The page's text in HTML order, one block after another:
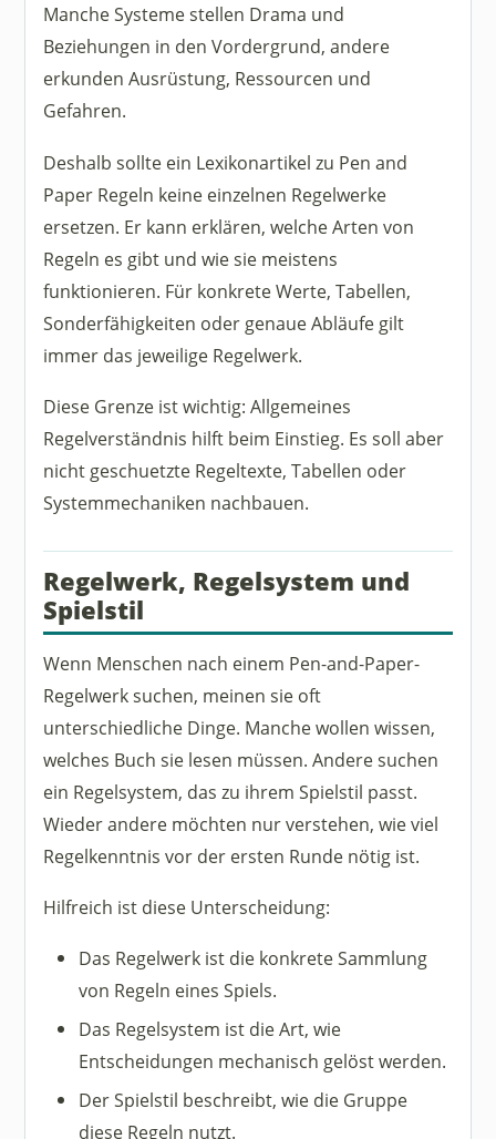
Manche Systeme stellen Drama und
Beziehungen in den Vordergrund, andere
erkunden Ausrüstung, Ressourcen und
Gefahren.
Deshalb sollte ein Lexikonartikel zu Pen and
Paper Regeln keine einzelnen Regelwerke
ersetzen. Er kann erklären, welche Arten von
Regeln es gibt und wie sie meistens
funktionieren. Für konkrete Werte, Tabellen,
Sonderfähigkeiten oder genaue Abläufe gilt
immer das jeweilige Regelwerk.
Diese Grenze ist wichtig: Allgemeines
Regelverständnis hilft beim Einstieg. Es soll aber
nicht geschuetzte Regeltexte, Tabellen oder
Systemmechaniken nachbauen.
Regelwerk, Regelsystem und
Spielstil
Wenn Menschen nach einem Pen-and-Paper-
Regelwerk suchen, meinen sie oft
unterschiedliche Dinge. Manche wollen wissen,
welches Buch sie lesen müssen. Andere suchen
ein Regelsystem, das zu ihrem Spielstil passt.
Wieder andere möchten nur verstehen, wie viel
Regelkenntnis vor der ersten Runde nötig ist.
Hilfreich ist diese Unterscheidung:
Das Regelwerk ist die konkrete Sammlung
von Regeln eines Spiels.
Das Regelsystem ist die Art, wie
Entscheidungen mechanisch gelöst werden.
Der Spielstil beschreibt, wie die Gruppe
diese Regeln nutzt.